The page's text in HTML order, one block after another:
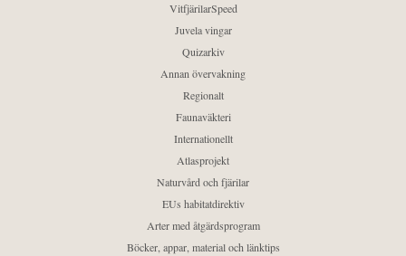
VitfjärilarSpeed
Juvela vingar
Quizarkiv
Annan övervakning
Regionalt
Faunaväkteri
Internationellt
Atlasprojekt
Naturvård och fjärilar
EUs habitatdirektiv
Arter med åtgärdsprogram
Böcker, appar, material och länktips